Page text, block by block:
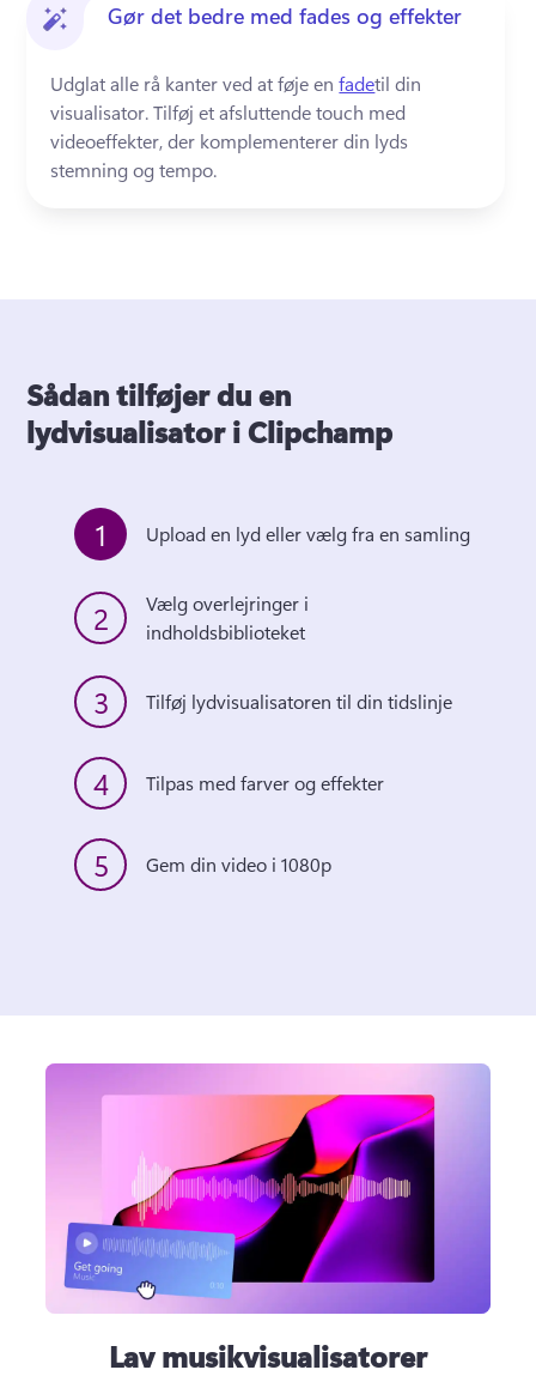
Gør det bedre med fades og effekter
Udglat alle rå kanter ved at føje en fadetil din
visualisator. Tilføj et afsluttende touch med
videoeffekter, der komplementerer din lyds
stemning og tempo.
Sådan tilføjer du en
lydvisualisator i Clipchamp
1 Upload en lyd eller vælg fra en samling
2
Vælg overlejringer i
indholdsbiblioteket
3 Tilføj lydvisualisatoren til din tidslinje
4
5
Lav musikvisualisatorer